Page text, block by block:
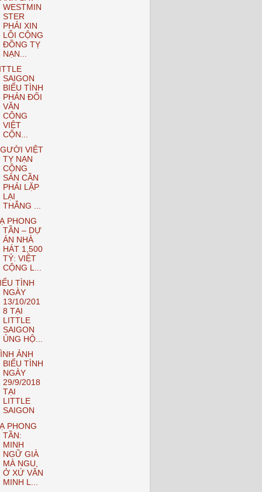
WESTMIN
STER
PHẢI XIN
LỖI CỘNG
ĐỒNG TỴ
NẠN...
SAIGON
BIỂU TÌNH
PHẢN ĐỐI
VĂN
CÔNG
VIỆT
CỘN...
VIỆT
TỴ NẠN
CỘNG
SẢN CẦN
PHẢI LẶP
LẠI
THẮNG ...
PHONG
TẦN – DỰ
ÁN NHÀ
HÁT 1,500
TỶ: VIỆT
CỘNG L...
TÌNH
NGÀY
13/10/201
8 TẠI
LITTLE
SAIGON
ỦNG HỘ...
ẢNH
BIỂU TÌNH
NGÀY
29/9/2018
TẠI
LITTLE
SAIGON
PHONG
TẦN:
MINH
NGỮ GIÀ
MÀ NGU,
Ở XỨ VĂN
MINH L...